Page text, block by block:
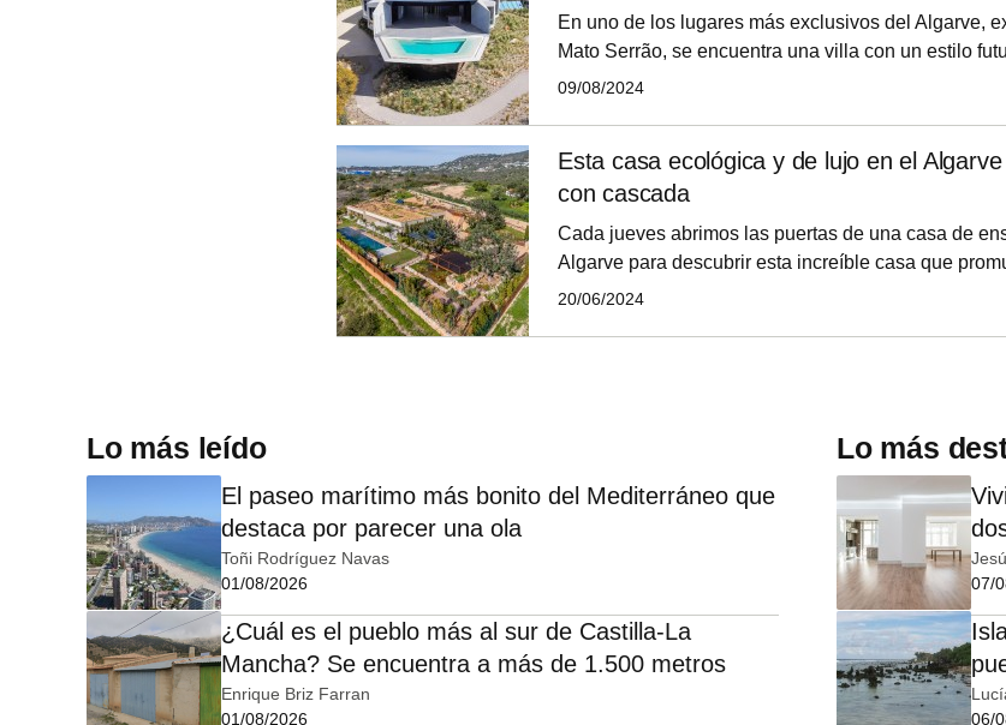
En uno de los lugares más exclusivos del Algarve,
Mato Serrão, se encuentra una villa con un estilo
que ha aterrizado una nave espacial en el sur de
09/08/2024
Esta casa ecológica y de lujo en el
con cascada
Cada jueves abrimos las puertas de una casa de
Algarve para descubrir esta increíble casa que
entre sostenibilidad, lujo y naturaleza. Es una casa
20/06/2024
Lo más leído
El paseo marítimo más bonito del Mediterráneo que
destaca por parecer una ola
Toñi Rodríguez Navas
01/08/2026
¿Cuál es el pueblo más al sur de Castilla-La
Mancha? Se encuentra a más de 1.500 metros
Enrique Briz Farran
01/08/2026
Lo más
07/
06/